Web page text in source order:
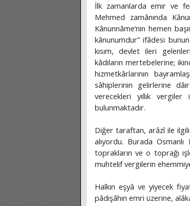
İlk zamanlarda emir ve
Mehmed zamânında
Kânunnâme’nin hemen
kânunumdur” ifâdesi
kısım, devlet ileri
kâdıların mertebelerine;
hizmetkârlarının
sâhiplerinin gelirlerine
verecekleri yıllık
bulunmaktadır.
Diğer taraftan, arâzî ile
alıyordu. Burada
toprakların ve o toprağı
muhtelif vergilerin
Halkın eşyâ ve yiyecek
pâdişâhın emri üzerine,